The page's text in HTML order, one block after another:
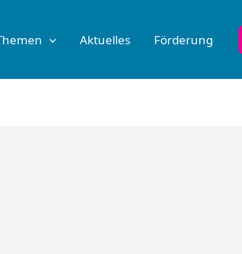
Aktuelles Förderung